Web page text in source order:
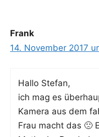
Frank
14. November 2017
Hal­lo Stefan,
ich mag es
Kame­ra aus dem
Frau macht das 🙁